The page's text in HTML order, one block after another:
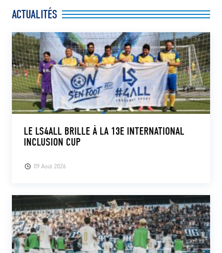
ACTUALITÉS
09 Août 2026
LE LS4ALL BRILLE À LA 13E INTERNATIONAL
INCLUSION CUP